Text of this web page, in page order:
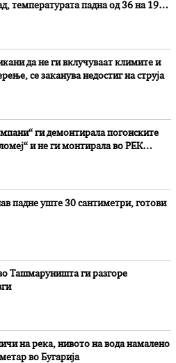
температурата падна од 36 на 19
да не ги вклучуваат климите и
се заканува недостиг на струја
ги демонтирала погонските
и не ги монтирала во РЕК
падне уште 30 сантиметри, готови
Ташмаруништa ги разгоре
на река, нивото на вода намалено
во Бугарија